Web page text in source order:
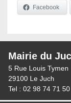
Facebook
Mairie du
5 Rue Louis Tymen
29100 Le Juch
Tel : 02 98 74 71 50